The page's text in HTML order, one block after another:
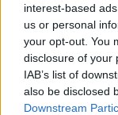
interest-based
us or personal
your opt-out. You
disclosure of your
IAB’s list of
also be disclosed
Downstream
lottare per il
vengono
legateperché
gol
mano anche